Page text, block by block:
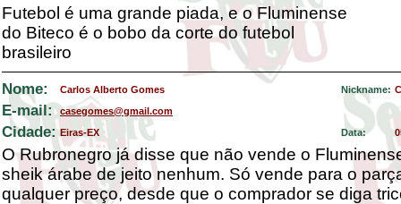
Futebol é uma grande piada, e o Fluminense
do Biteco é o bobo da corte do futebol
brasileiro
Nome: Carlos Alberto Gomes Nickname:
E-mail: casegomes@gmail.com
Cidade: Eiras-EX Data:
O Rubronegro já disse que não vende o
sheik árabe de jeito nenhum. Só vende para o
qualquer preço, desde que o comprador se diga